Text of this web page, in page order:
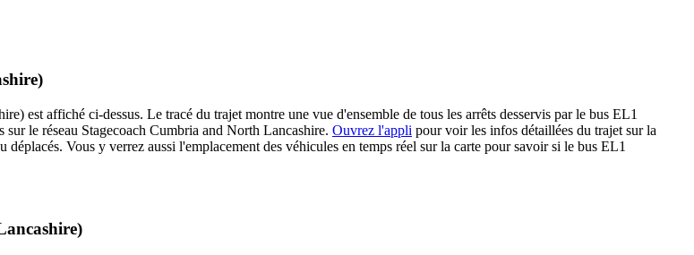
est affiché ci-dessus. Le tracé du trajet montre une vue d'ensemble de tous les arrêts desservis par le bus EL1
le réseau Stagecoach Cumbria and North Lancashire. Ouvrez l'appli pour voir les infos détaillées du trajet sur la
Vous y verrez aussi l'emplacement des véhicules en temps réel sur la carte pour savoir si le bus EL1